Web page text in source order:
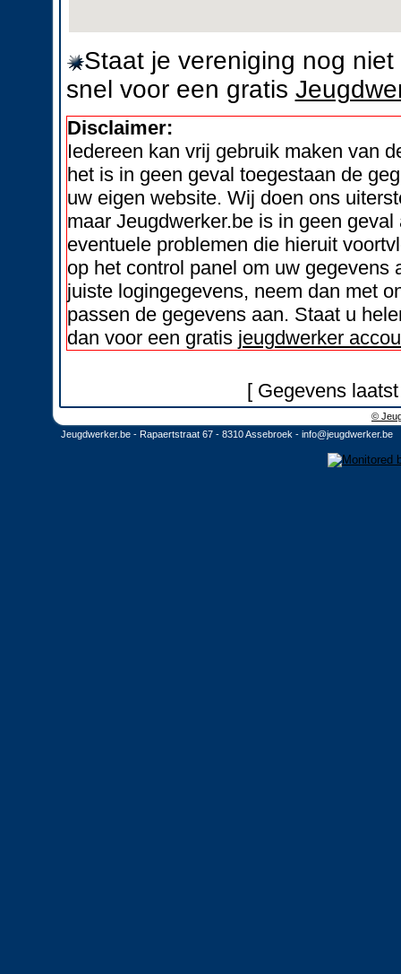
Staat je vereniging nog
snel voor een gratis
Disclaimer:
Iedereen kan vrij gebruik maken van
het is in geen geval toegestaan de
uw eigen website. Wij doen ons
maar Jeugdwerker.be is in geen
eventuele problemen die hieruit
op het control panel om uw
juiste logingegevens, neem dan met
passen de gegevens aan. Staat u
dan voor een gratis jeugdwerker
[ Gegevens
©
Jeugdwerker.be - Rapaertstraat 67 - 8310 Assebroek - info@jeugdwerker.be